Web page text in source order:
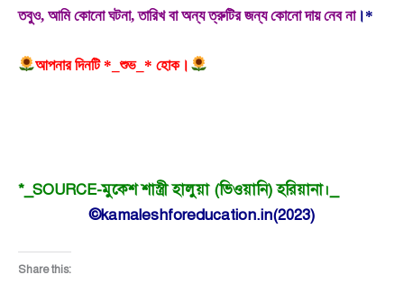
তবুও, আমি কোনো ঘটনা, তারিখ বা অন্য ত্রুটির জন্য কোনো দায় নেব না।*
আপনার দিনটি *_শুভ_* হোক।
*_SOURCE-মুকেশ শাস্ত্রী হালুয়া (ভিওয়ানি) হরিয়ানা।_
©kamaleshforeducation.in(2023)
Share this: